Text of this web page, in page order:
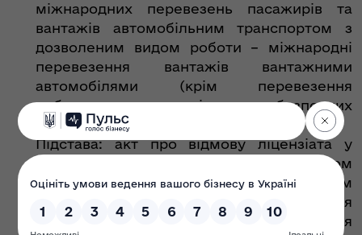
міжнародних перевезень пасажирів та
вантажів автомобільним транспортом з
дозволеним видом роботи – міжнародні
перевезення вантажів вантажними
автомобілями (крім перевезення
небезпечних вантажів та небезпечних
відходів).
Підстава: акт про відмову ліцензіата у
проведенні перевірки органом
ліцензування за додержанням ліцензіатом
Ліцензійних умов провадження
господарської діяльності з перевезення